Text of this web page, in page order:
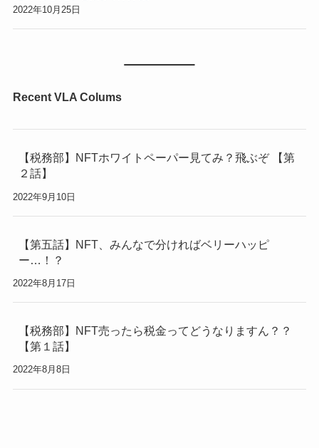
2022年10月25日
Recent VLA Colums
【税務部】NFTホワイトペーパー見てみ？飛ぶぞ 【第
２話】
2022年9月10日
【第五話】NFT、みんなで分ければベリーハッピ
ー…！？
2022年8月17日
【税務部】NFT売ったら税金ってどうなりますん？？
【第１話】
2022年8月8日